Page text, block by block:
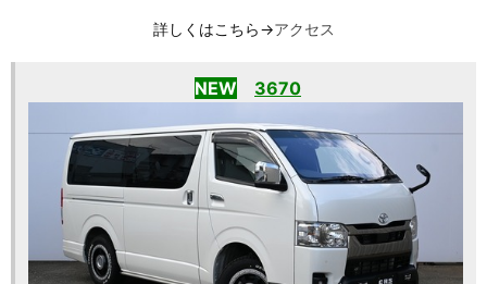
詳しくはこちら→アクセス
NEW 3670